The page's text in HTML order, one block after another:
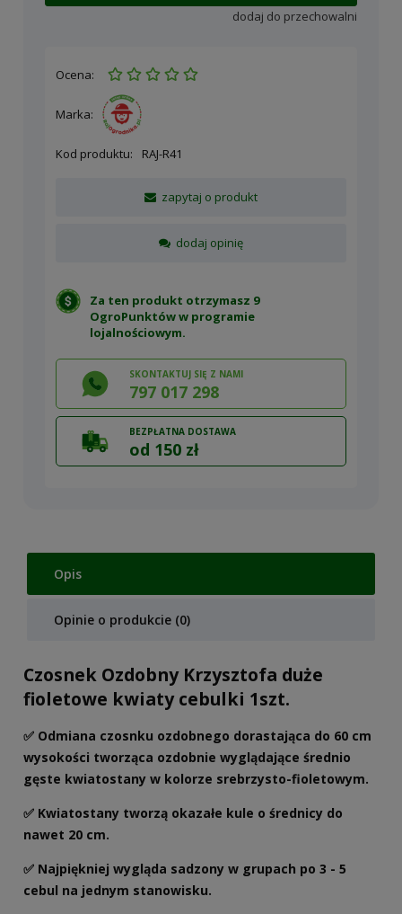
dodaj do przechowalni
Ocena:
Marka:
Kod produktu: RAJ-R41
zapytaj o produkt
dodaj opinię
Za ten produkt otrzymasz 9
OgroPunktów w programie
lojalnościowym.
SKONTAKTUJ SIĘ Z NAMI
797 017 298
BEZPŁATNA DOSTAWA
od 150 zł
Opis
Opinie o produkcie (0)
Czosnek Ozdobny Krzysztofa duże
fioletowe kwiaty cebulki 1szt.
✅ Odmiana czosnku ozdobnego dorastająca do 60 cm
wysokości tworząca ozdobnie wyglądające średnio
gęste kwiatostany w kolorze srebrzysto-fioletowym.
✅ Kwiatostany tworzą okazałe kule o średnicy do
nawet 20 cm.
✅ Najpiękniej wygląda sadzony w grupach po 3 - 5
cebul na jednym stanowisku.